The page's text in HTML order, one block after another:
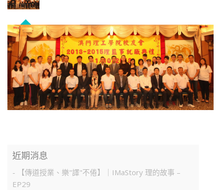
近期消息
- 【傳道授業、樂"譯"不倦】｜IMaStory 理的故事 –
EP29